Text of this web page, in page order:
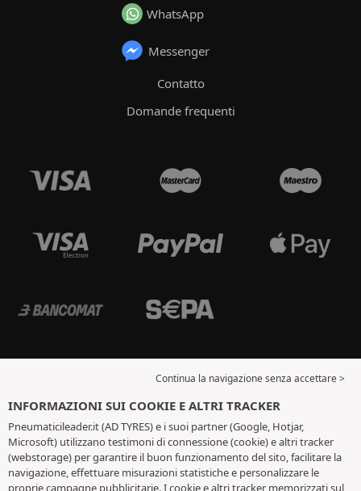
WhatsApp
Messenger
Contatto
Domande frequenti
Continua la navigazione senza accettare >
INFORMAZIONI SUI COOKIE E ALTRI TRACKER
Pneumaticileader.it (AD TYRES) e i suoi partner (Google, Hotjar,
Microsoft) utilizzano testimoni di connessione (cookie) e altri tracker
(webstorage) per garantire il buon funzionamento del sito, facilitare la
navigazione, effettuare misurazioni statistiche e personalizzare le
proprie campagne pubblicitarie. I cookie e altri tracker memorizzati sul